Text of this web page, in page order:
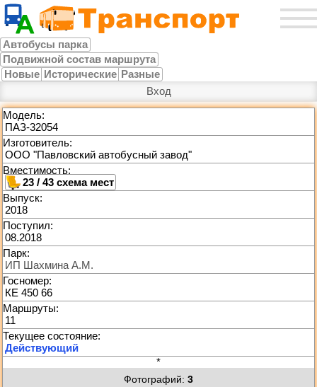
Автобусы парка
Подвижной состав маршрута
Новые Исторические Разные
Вход
Модель:
ПАЗ-32054
Изготовитель:
ООО "Павловский автобусный завод"
Вместимость:
23 / 43
Выпуск:
2018
Поступил:
08.2018
Парк:
ИП Шахмина А.М.
Госномер:
КЕ 450 66
Маршруты:
11
*
Фотографий: 3